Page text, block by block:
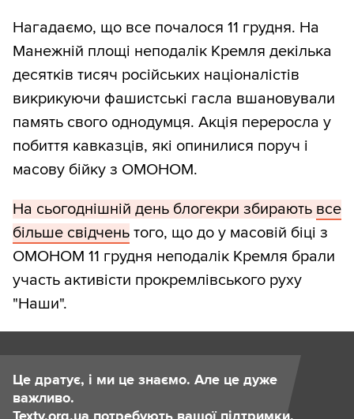
Нагадаємо, що все почалося 11 грудня. На
Манежній площі неподалік Кремля декілька
десятків тисяч російських націоналістів
викрикуючи фашистські гасла вшановували
память свого однодумця. Акція переросла у
побиття кавказців, які опинилися поруч і
масову бійку з ОМОНОМ.
На сьогоднішній день блогекри збирають все
більше свідчень того, що до у масовій біці з
ОМОНОМ 11 грудня неподалік Кремля брали
участь активісти прокремлівського руху
"Наши".
Це дратує, і ми це знаємо. Але це дуже
важливо.